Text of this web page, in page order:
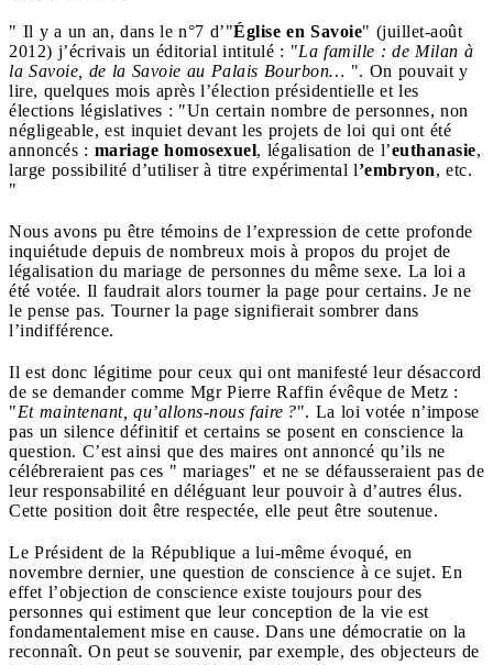
" Il y a un an, dans le n°7 d’"Église en Savoie" (juillet-août
2012) j’écrivais un éditorial intitulé : "La famille : de Milan à
la Savoie, de la Savoie au Palais Bourbon… ". On pouvait y
lire, quelques mois après l’élection présidentielle et les
élections législatives : "Un certain nombre de personnes, non
négligeable, est inquiet devant les projets de loi qui ont été
annoncés : mariage homosexuel, légalisation de l’euthanasie,
large possibilité d’utiliser à titre expérimental l’embryon, etc.
"
Nous avons pu être témoins de l’expression de cette profonde
inquiétude depuis de nombreux mois à propos du projet de
légalisation du mariage de personnes du même sexe. La loi a
été votée. Il faudrait alors tourner la page pour certains. Je ne
le pense pas. Tourner la page signifierait sombrer dans
l’indifférence.
Il est donc légitime pour ceux qui ont manifesté leur désaccord
de se demander comme Mgr Pierre Raffin évêque de Metz :
"Et maintenant, qu’allons-nous faire ?". La loi votée n’impose
pas un silence définitif et certains se posent en conscience la
question. C’est ainsi que des maires ont annoncé qu’ils ne
célébreraient pas ces " mariages" et ne se défausseraient pas de
leur responsabilité en déléguant leur pouvoir à d’autres élus.
Cette position doit être respectée, elle peut être soutenue.
Le Président de la République a lui-même évoqué, en
novembre dernier, une question de conscience à ce sujet. En
effet l’objection de conscience existe toujours pour des
personnes qui estiment que leur conception de la vie est
fondamentalement mise en cause. Dans une démocratie on la
reconnaît. On peut se souvenir, par exemple, des objecteurs de